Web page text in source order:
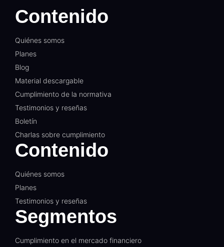
Contenido
Quiénes somos
Planes
Blog
Material descargable
Cumplimiento de la normativa
Testimonios y reseñas
Boletín
Charlas sobre cumplimiento
Contenido
Quiénes somos
Planes
Testimonios y reseñas
Segmentos
Cumplimiento en el mercado financiero